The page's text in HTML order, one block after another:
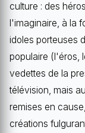
culture : des
l'imaginaire, à la
idoles porteuses
populaire (l'éros,
vedettes de la
télévision, mais
remises en
créations